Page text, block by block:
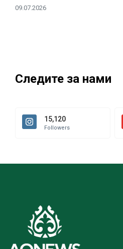
09.07.2026
Следите за нами
15,120
Followers